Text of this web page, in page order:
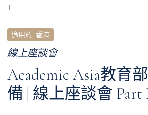
II
適用於 :香港
線上座談會
Academic Asia教育
備 | 線上座談會 Part